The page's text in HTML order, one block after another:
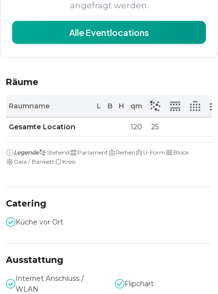
angefragt werden.
Alle Eventlocations
Räume
Raumname L B H qm
Gesamte Location 120 25
Legende Stehend Parlament Reihen U-Form
Block
Gala / Bankett
Kreis
Catering
Küche vor Ort
Ausstattung
Internet Anschluss /
WLAN
Flipchart